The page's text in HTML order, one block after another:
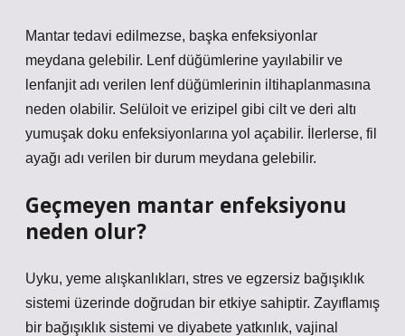
Mantar tedavi edilmezse, başka enfeksiyonlar
meydana gelebilir. Lenf düğümlerine yayılabilir ve
lenfanjit adı verilen lenf düğümlerinin iltihaplanmasına
neden olabilir. Selüloit ve erizipel gibi cilt ve deri altı
yumuşak doku enfeksiyonlarına yol açabilir. İlerlerse, fil
ayağı adı verilen bir durum meydana gelebilir.
Geçmeyen mantar enfeksiyonu
neden olur?
Uyku, yeme alışkanlıkları, stres ve egzersiz bağışıklık
sistemi üzerinde doğrudan bir etkiye sahiptir. Zayıflamış
bir bağışıklık sistemi ve diyabete yatkınlık, vajinal